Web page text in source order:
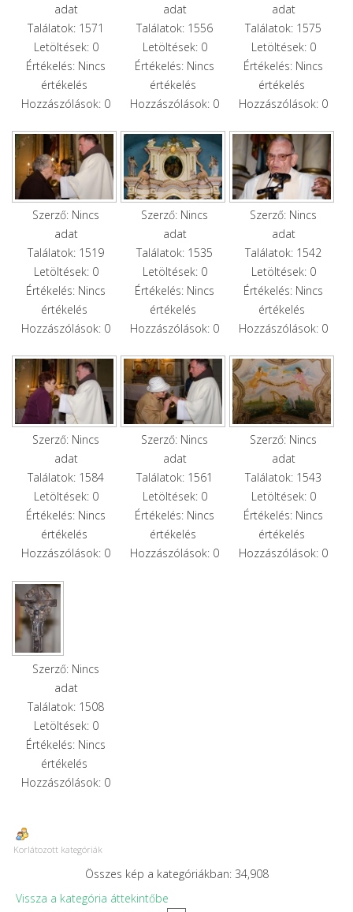
adat
Találatok: 1571
Letöltések: 0
Értékelés: Nincs
értékelés
Hozzászólások: 0
adat
Találatok: 1556
Letöltések: 0
Értékelés: Nincs
értékelés
Hozzászólások: 0
adat
Találatok: 1575
Letöltések: 0
Értékelés: Nincs
értékelés
Hozzászólások: 0
Szerző: Nincs
adat
Találatok: 1519
Letöltések: 0
Értékelés: Nincs
értékelés
Hozzászólások: 0
Szerző: Nincs
adat
Találatok: 1535
Letöltések: 0
Értékelés: Nincs
értékelés
Hozzászólások: 0
Szerző: Nincs
adat
Találatok: 1542
Letöltések: 0
Értékelés: Nincs
értékelés
Hozzászólások: 0
Szerző: Nincs
adat
Találatok: 1584
Letöltések: 0
Értékelés: Nincs
értékelés
Hozzászólások: 0
Szerző: Nincs
adat
Találatok: 1561
Letöltések: 0
Értékelés: Nincs
értékelés
Hozzászólások: 0
Szerző: Nincs
adat
Találatok: 1543
Letöltések: 0
Értékelés: Nincs
értékelés
Hozzászólások: 0
Szerző: Nincs
adat
Találatok: 1508
Letöltések: 0
Értékelés: Nincs
értékelés
Hozzászólások: 0
Korlátozott kategóriák
Összes kép a kategóriákban: 34,908
Vissza a kategória áttekintőbe